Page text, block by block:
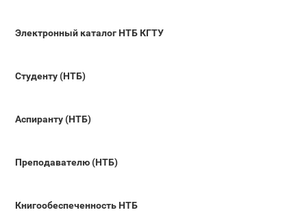
Электронный каталог НТБ КГТУ
Студенту (НТБ)
Аспиранту (НТБ)
Преподавателю (НТБ)
Книгообеспеченность НТБ